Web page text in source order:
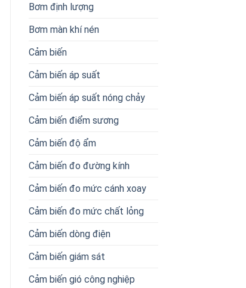
Bơm định lượng
Bơm màn khí nén
Cảm biến
Cảm biến áp suất
Cảm biến áp suất nóng chảy
Cảm biến điểm sương
Cảm biến độ ẩm
Cảm biến đo đường kính
Cảm biến đo mức cánh xoay
Cảm biến đo mức chất lỏng
Cảm biến dòng điện
Cảm biến giám sát
Cảm biến gió công nghiệp
R2E250-RA50-01 Ebmpapst
MX2-1000N Hans-Schmidt